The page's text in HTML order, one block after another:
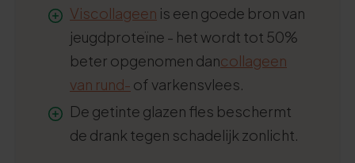
Viscollageen is een goede bron van
jeugdproteïne - het wordt tot 50%
beter opgenomen dancollageen
van rund- of varkensvlees.
De getinte glazen fles beschermt
de drank tegen schadelijk zonlicht.